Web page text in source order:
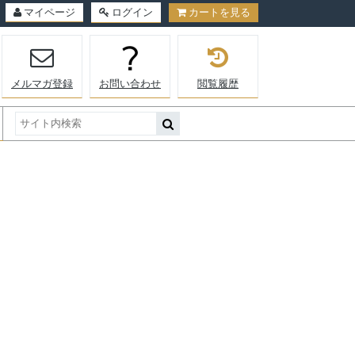
マイページ ログイン カートを見る
メルマガ登録 お問い合わせ 閲覧履歴